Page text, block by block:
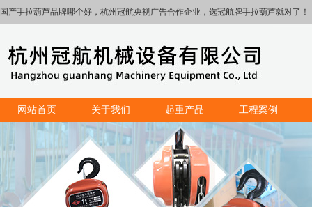
国产手拉葫芦品牌哪个好，杭州冠航央视广告合作企业，选冠航牌手拉葫芦就对了！
网站首页 关于我们 起重产品 工程案例